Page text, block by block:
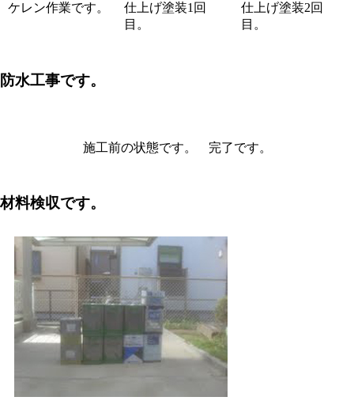
ケレン作業です。
仕上げ塗装1回
目。
仕上げ塗装2回
目。
防水工事です。
施工前の状態です。 完了です。
材料検収です。